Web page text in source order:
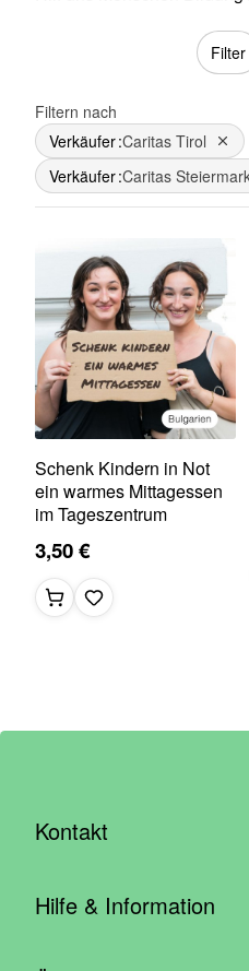
Filter
Filtern nach
Verkäufer Caritas Tirol
Verkäufer Caritas
Schenk Kindern in Not
ein warmes Mittagessen
im Tageszentrum
3,50 €
Kontakt
Kontaktformular
Hilfe & Information